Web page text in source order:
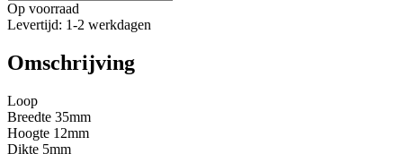
Op voorraad
Levertijd: 1-2 werkdagen
Omschrijving
Loop
Breedte 35mm
Hoogte 12mm
Dikte 5mm